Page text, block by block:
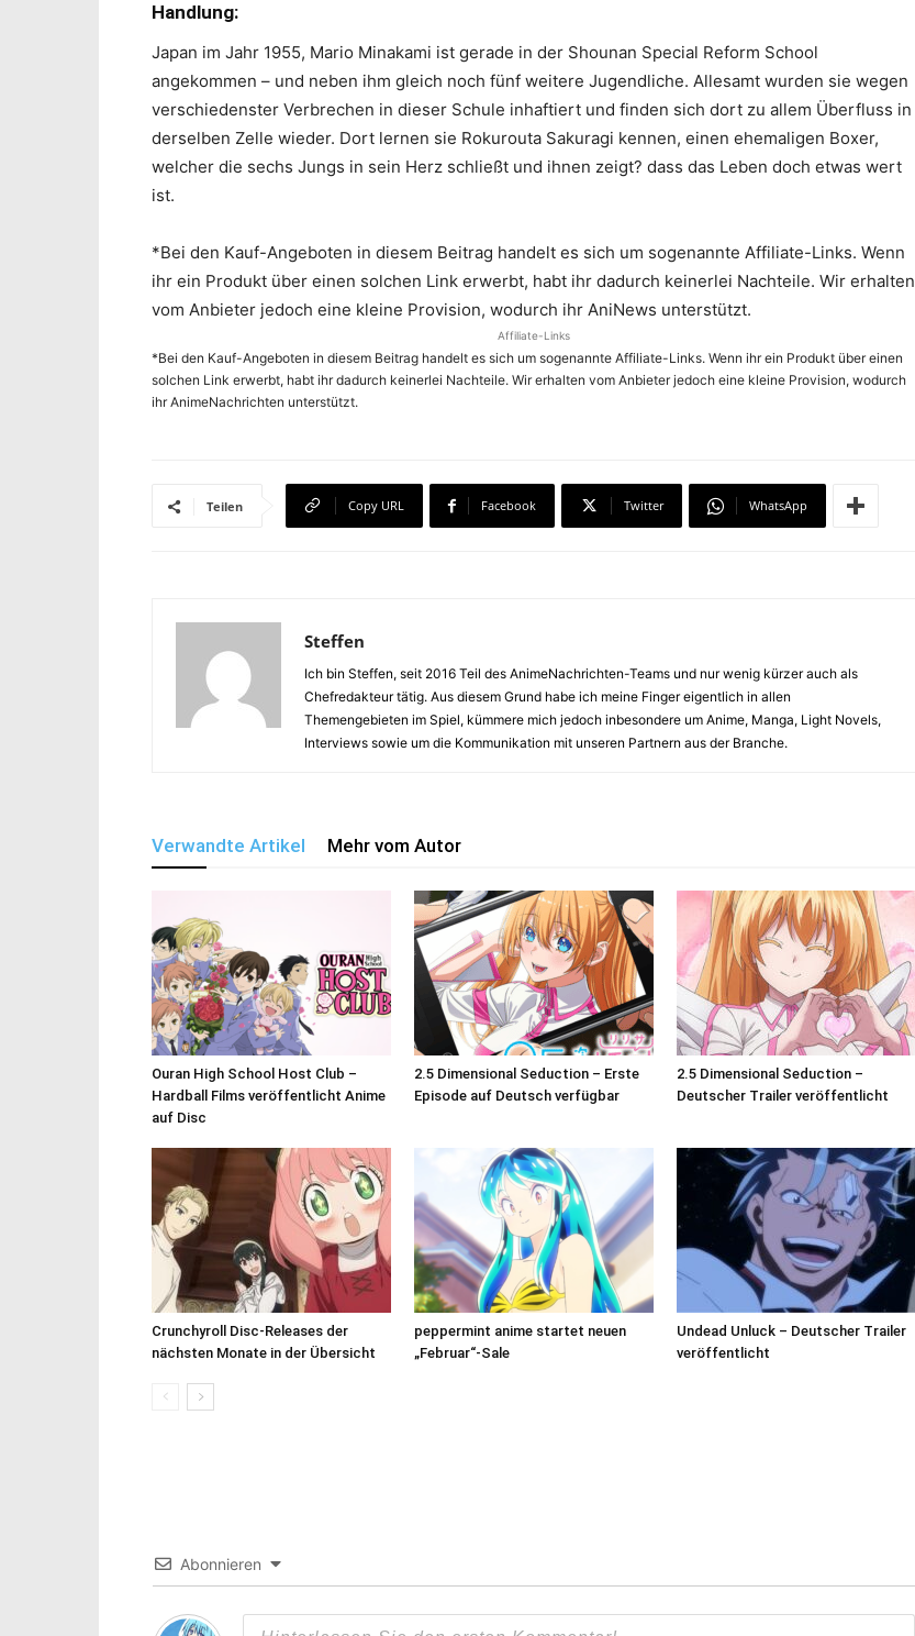
Handlung:
Japan im Jahr 1955, Mario Minakami ist gerade in der Shounan Special Reform School
angekommen – und neben ihm gleich noch fünf weitere Jugendliche. Allesamt wurden sie wegen
verschiedenster Verbrechen in dieser Schule inhaftiert und finden sich dort zu allem Überfluss in
derselben Zelle wieder. Dort lernen sie Rokurouta Sakuragi kennen, einen ehemaligen Boxer,
welcher die sechs Jungs in sein Herz schließt und ihnen zeigt? dass das Leben doch etwas wert
ist.
*Bei den Kauf-Angeboten in diesem Beitrag handelt es sich um sogenannte Affiliate-Links. Wenn
ihr ein Produkt über einen solchen Link erwerbt, habt ihr dadurch keinerlei Nachteile. Wir erhalten
vom Anbieter jedoch eine kleine Provision, wodurch ihr AniNews unterstützt.
Affiliate-Links
*Bei den Kauf-Angeboten in diesem Beitrag handelt es sich um sogenannte Affiliate-Links. Wenn ihr ein Produkt über einen
solchen Link erwerbt, habt ihr dadurch keinerlei Nachteile. Wir erhalten vom Anbieter jedoch eine kleine Provision, wodurch
ihr AnimeNachrichten unterstützt.
Teilen Copy URL Facebook Twitter WhatsApp
Steffen
Ich bin Steffen, seit 2016 Teil des AnimeNachrichten-Teams und nur wenig kürzer auch als
Chefredakteur tätig. Aus diesem Grund habe ich meine Finger eigentlich in allen
Themengebieten im Spiel, kümmere mich jedoch inbesondere um Anime, Manga, Light Novels,
Interviews sowie um die Kommunikation mit unseren Partnern aus der Branche.
Verwandte Artikel Mehr vom Autor
Ouran High School Host Club –
Hardball Films veröffentlicht Anime
auf Disc
2.5 Dimensional Seduction – Erste
Episode auf Deutsch verfügbar
2.5 Dimensional Seduction –
Deutscher Trailer veröffentlicht
Crunchyroll Disc-Releases der
nächsten Monate in der Übersicht
peppermint anime startet neuen
„Februar“-Sale
Undead Unluck – Deutscher Trailer
veröffentlicht
Abonnieren